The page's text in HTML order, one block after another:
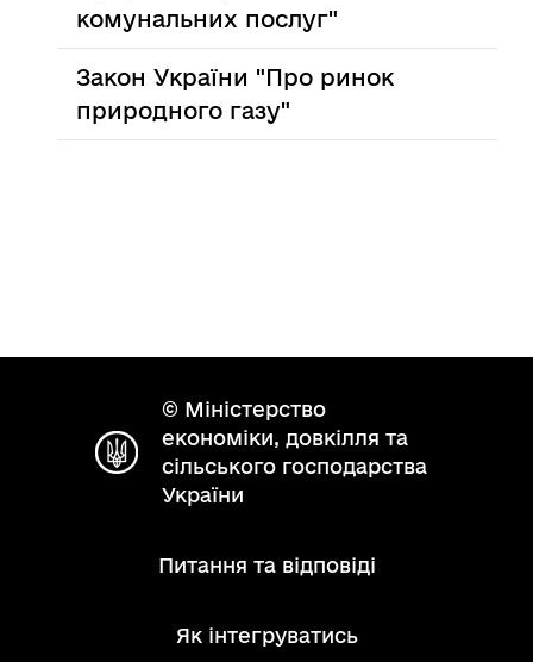
комунальних послуг"
Закон України "Про ринок
природного газу"
© Міністерство
економіки, довкілля та
сільського господарства
України
Питання та відповіді
Як інтегруватись